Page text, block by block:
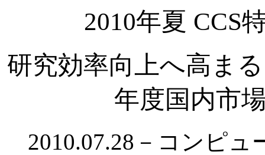
2010年夏 CCS
研究効率向上へ高ま
年度国内市
2010.07.28－コンピュ